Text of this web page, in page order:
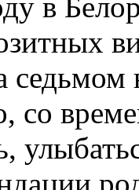
седьмом
со